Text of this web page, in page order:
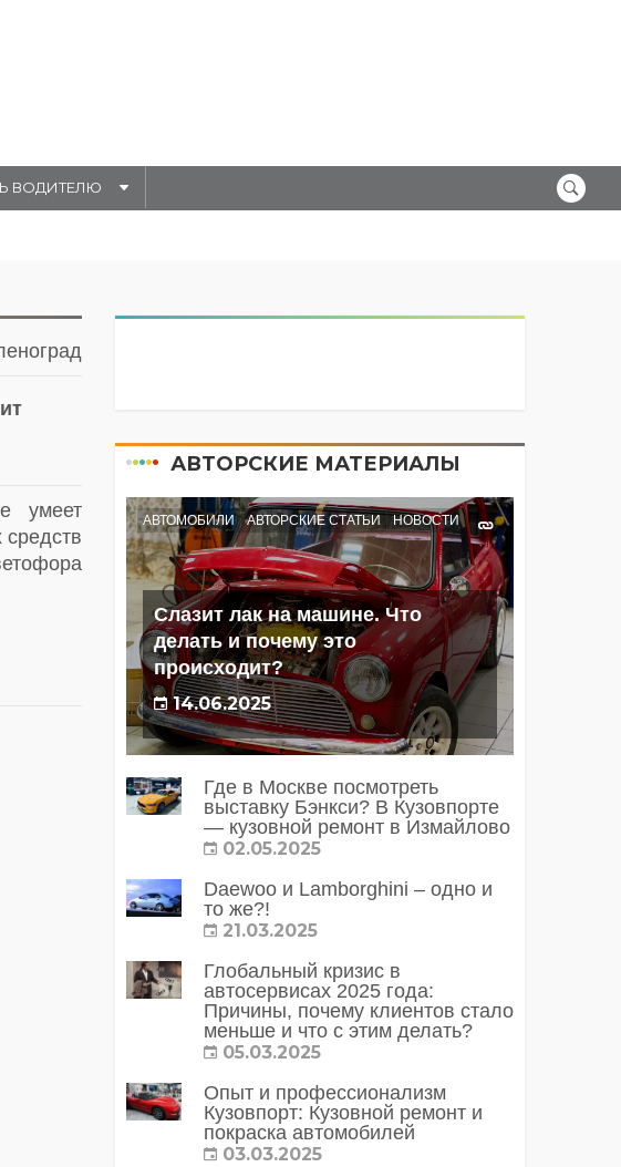
ВОДИТЕЛЮ
умеет
средств
АВТОРСКИЕ МАТЕРИАЛЫ
АВТОМОБИЛИ АВТОРСКИЕ СТАТЬИ НОВОСТИ
Слазит лак на машине. Что
делать и почему это
происходит?
14.06.2025
Где в Москве посмотреть
выставку Бэнкси? В Кузовпорте
— кузовной ремонт в Измайлово
02.05.2025
Daewoo и Lamborghini – одно и
то же?!
21.03.2025
Глобальный кризис в
автосервисах 2025 года:
Причины, почему клиентов стало
меньше и что с этим делать?
05.03.2025
Опыт и профессионализм
Кузовпорт: Кузовной ремонт и
покраска автомобилей
03.03.2025